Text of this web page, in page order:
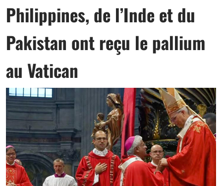
Philippines, de l’Inde et du
Pakistan ont reçu le pallium
au Vatican